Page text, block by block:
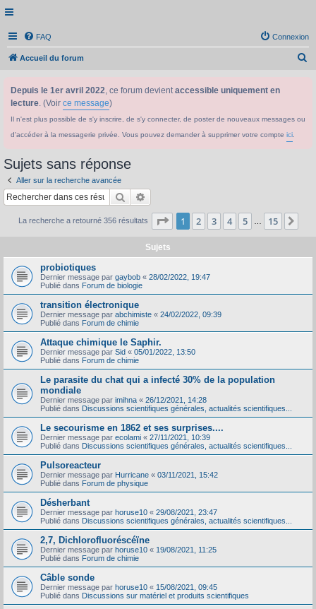
FAQ Connexion
Accueil du forum
Depuis le 1er avril 2022, ce forum devientaccessible uniquement en
lecture. (Voir ce message)
Il n'est plus possible de s'y inscrire, de s'y connecter, de poster de nouveaux messages ou
d'accéder à la messagerie privée. Vous pouvez demander à supprimer votre compte ici
Sujets sans réponse
Aller sur la recherche avancée
Rechercher
La recherche a retourné 356 résultats Page 1sur15
1 2 3 4 5 15
Sujets
probiotiques
Dernier message par gaybob « 28/02/2022, 19:47
Publié dans Forum de biologie
transition électronique
Dernier message par abchimiste « 24/02/2022, 09:39
Publié dans Forum de chimie
Attaque chimique le Saphir.
Dernier message par Sid « 05/01/2022, 13:50
Publié dans Forum de chimie
Le parasite du chat qui a infecté 30% de la population
mondiale
Dernier message par imihna « 26/12/2021, 14:28
Publié dans Discussions scientifiques générales, actualités scientifiques...
Le secourisme en 1862 et ses surprises....
Dernier message par ecolami « 27/11/2021, 10:39
Publié dans Discussions scientifiques générales, actualités scientifiques...
Pulsoreacteur
Dernier message par Hurricane « 03/11/2021, 15:42
Publié dans Forum de physique
Désherbant
Dernier message par horuse10 « 29/08/2021, 23:47
Publié dans Discussions scientifiques générales, actualités scientifiques...
2,7, Dichlorofluoréscéïne
Dernier message par horuse10 « 19/08/2021, 11:25
Publié dans Forum de chimie
Câble sonde
Dernier message par horuse10 « 15/08/2021, 09:45
Publié dans Discussions sur matériel et produits scientifiques